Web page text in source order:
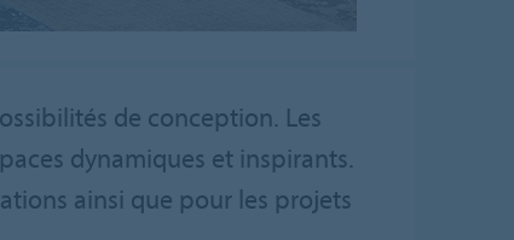
de conception. Les
dynamiques et inspirants.
ainsi que pour les projets